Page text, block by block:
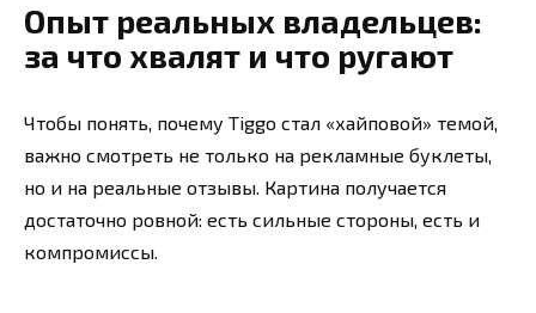
Опыт реальных владельцев:
за что хвалят и что ругают
Чтобы понять, почему Tiggo стал «хайповой» темой,
важно смотреть не только на рекламные буклеты,
но и на реальные отзывы. Картина получается
достаточно ровной: есть сильные стороны, есть и
компромиссы.